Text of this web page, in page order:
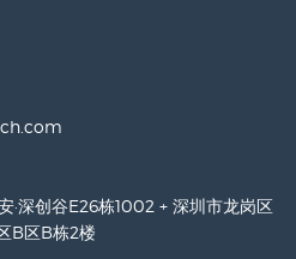
·深创谷E26栋1002 + 深圳市龙岗区
B区B栋2楼